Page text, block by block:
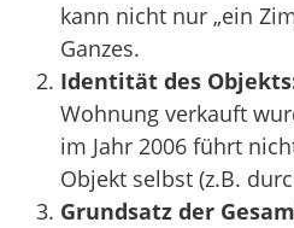
kann nicht nur „ein
Ganzes.
Identität des
Wohnung verkauft
im Jahr 2006 führt
Objekt selbst (z.B.
Grundsatz der